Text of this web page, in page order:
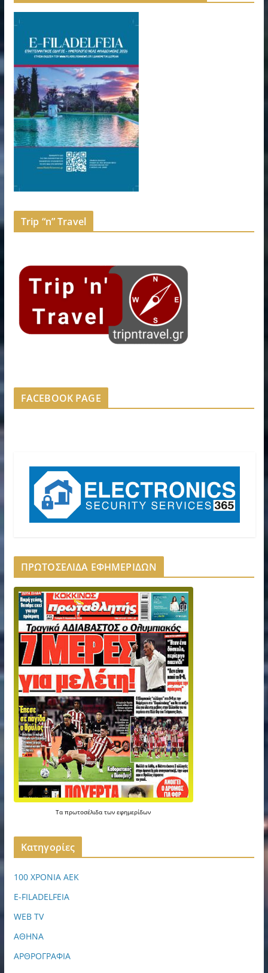
Trip “n” Travel
FACEBOOK PAGE
ΠΡΩΤΟΣΕΛΙΔΑ ΕΦΗΜΕΡΙΔΩΝ
Ταπρωτοσέλιδατωνεφημερίδων
Kατηγορίες
100 ΧΡΟΝΙΑ ΑΕΚ
E-FILADELFEIA
WEB TV
ΑΘΗΝΑ
ΑΡΘΡΟΓΡΑΦΙΑ